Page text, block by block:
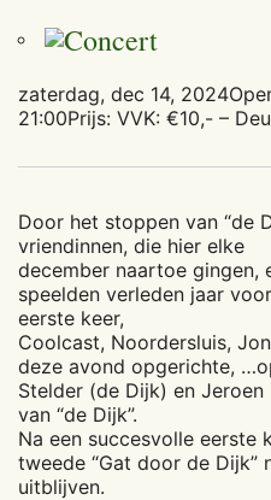
zaterdag, dec 14, 2024
21:00Prijs: VVK: €10,- –
Door het stoppen van “de
vriendinnen, die hier elke
december naartoe gingen,
speelden verleden jaar
eerste keer,
Coolcast, Noordersluis,
deze avond opgerichte,
Stelder (de Dijk) en
van “de Dijk”.
Na een succesvolle eerste
tweede “Gat door de Dijk”
uitblijven.